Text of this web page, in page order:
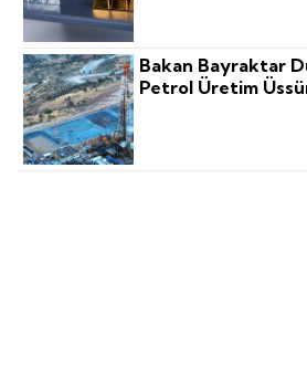
Bakan Bayraktar
Petrol Üretim